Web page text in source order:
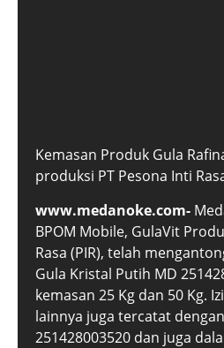
Kemasan Produk Gula
produksi PT Pesona Inti
www.medanoke.com-
BPOM Mobile, GulaVit
Rasa (PIR), telah
Gula Kristal Putih MD
kemasan 25 Kg dan 50 Kg.
lainnya juga tercatat
251428003520 dan juga